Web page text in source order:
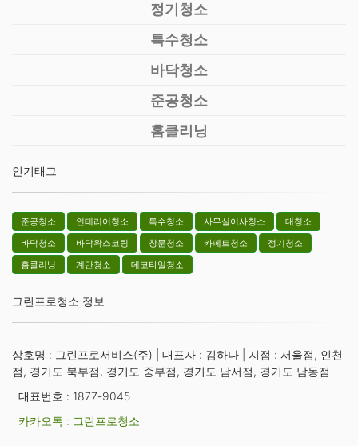
정기청소
특수청소
바닥청소
준공청소
홈클리닝
인기태그
준공청소 인테리어청소 특수청소 사무실이사청소
대청소
바닥청소
바닥왁스코팅 창문청소 카페트청소
정기청소
홈클리닝
계단청소 데코타일청소
그린프로청소 정보
상호명 : 그린프로서비스(주) | 대표자 : 김하나 | 지점 : 서울점, 인천
점, 경기도 북부점, 경기도 중부점, 경기도 남서점, 경기도 남동점
대표번호 : 1877-9045
카카오톡 : 그린프로청소